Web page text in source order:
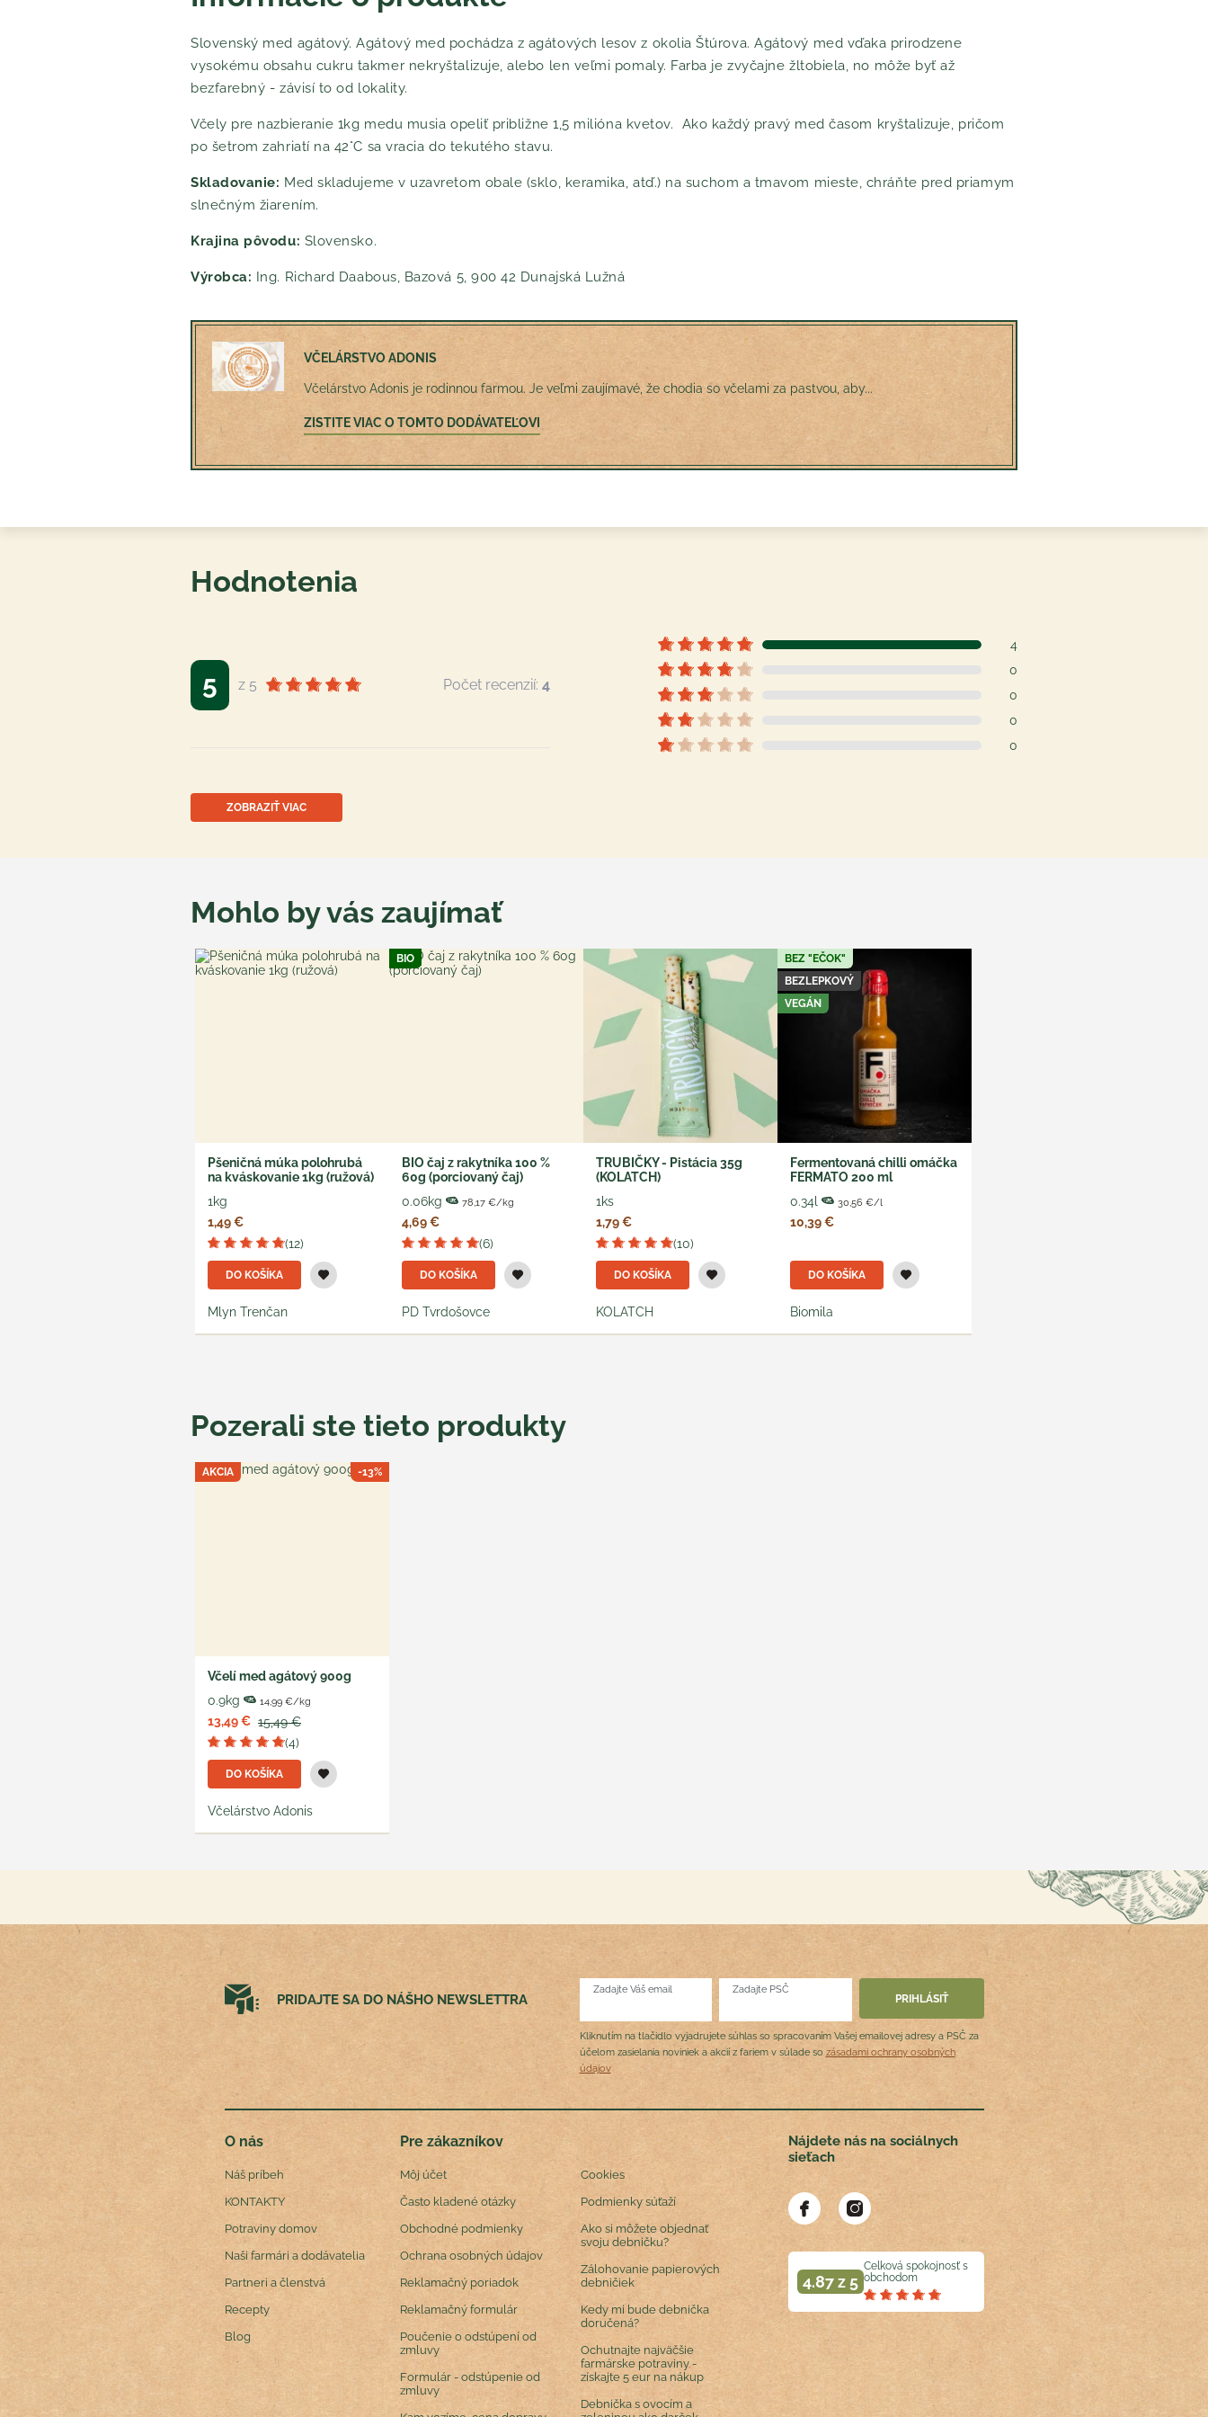
Slovenský med agátový. Agátový med pochádza z agátových lesov z okolia Štúrova. Agátový med vďaka prirodzene
vysokému obsahu cukru takmer nekryštalizuje, alebo len veľmi pomaly. Farba je zvyčajne žltobiela, no môže byť až
bezfarebný - závisí to od lokality.
Včely pre nazbieranie 1kg medu musia opeliť približne 1,5 milióna kvetov. Ako každý pravý med časom kryštalizuje, pričom
po šetrom zahriatí na 42°C sa vracia do tekutého stavu.
Skladovanie: Med skladujeme v uzavretom obale (sklo, keramika, atď.) na suchom a tmavom mieste, chráňte pred priamym
slnečným žiarením.
Krajina pôvodu: Slovensko.
Výrobca: Ing. Richard Daabous, Bazová 5, 900 42 Dunajská Lužná
VČELÁRSTVO ADONIS
Včelárstvo Adonis je rodinnou farmou. Je veľmi zaujímavé, že chodia so včelami za pastvou, aby...
ZISTITE VIAC O TOMTO DODÁVATEĽOVI
Hodnotenia
5 z 5 Počet recenzií: 4
4
0
0
0
0
ZOBRAZIŤ VIAC
Mohlo by vás zaujímať
Pšeničná múka polohrubá
na kváskovanie 1kg (ružová)
1kg
1,49 €
(12)
DO KOŠÍKA
Mlyn Trenčan
BIO
BIO čaj z rakytníka 100 %
60g (porciovaný čaj)
0.06kg
78,17 €/kg
4,69 €
(6)
DO KOŠÍKA
PD Tvrdošovce
TRUBIČKY - Pistácia 35g
(KOLATCH)
1ks
1,79 €
(10)
DO KOŠÍKA
KOLATCH
BEZ "EČOK"
BEZLEPKOVÝ
VEGÁN
Fermentovaná chilli omáčka
FERMATO 200 ml
0.34l
30,56 €/l
10,39 €
DO KOŠÍKA
Biomila
Pozerali ste tieto produkty
-13%
AKCIA
Včelí med agátový 900g
0.9kg
14,99 €/kg
13,49 € 15,49 €
(4)
DO KOŠÍKA
Včelárstvo Adonis
PRIDAJTE SA DO NÁŠHO NEWSLETTRA
Zadajte Váš email Zadajte PSČ
Kliknutím na tlačidlo vyjadrujete súhlas so spracovaním Vašej emailovej adresy a PSČ za
účelom zasielania noviniek a akcií z fariem v súlade so zásadami ochrany osobných
údajov
O nás
Náš príbeh
KONTAKTY
Potraviny domov
Naši farmári a dodávatelia
Partneri a členstvá
Recepty
Blog
Pre zákazníkov
Môj účet
Často kladené otázky
Obchodné podmienky
Ochrana osobných údajov
Reklamačný poriadok
Reklamačný formulár
Poučenie o odstúpení od
zmluvy
Formulár - odstúpenie od
zmluvy
Cookies
Podmienky súťaží
Ako si môžete objednať
svoju debničku?
Zálohovanie papierových
debničiek
Kedy mi bude debnička
doručená?
Ochutnajte najväčšie
farmárske potraviny -
získajte 5 eur na nákup
Debnička s ovocím a
Nájdete nás na sociálnych
sieťach
4.87 z 5
Celková spokojnosť s
obchodom